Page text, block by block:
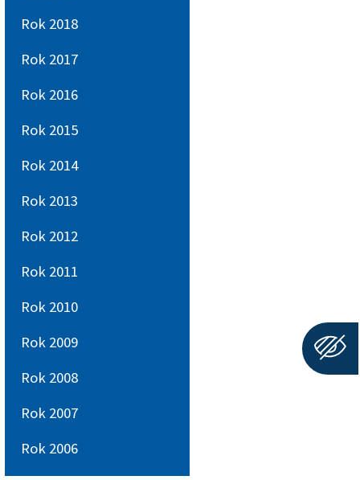
Rok 2018
Rok 2017
Rok 2016
Rok 2015
Rok 2014
Rok 2013
Rok 2012
Rok 2011
Rok 2010
Rok 2009
Rok 2008
Rok 2007
Rok 2006